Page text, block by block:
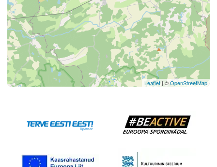
Leaflet | ©OpenStreetMap